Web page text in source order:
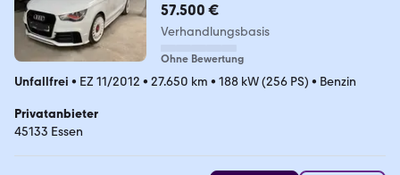
57.500 €
Verhandlungsbasis
Ohne Bewertung
Unfallfrei • EZ 11/2012 • 27.650 km • 188 kW (256 PS) • Benzin
Privatanbieter
45133 Essen